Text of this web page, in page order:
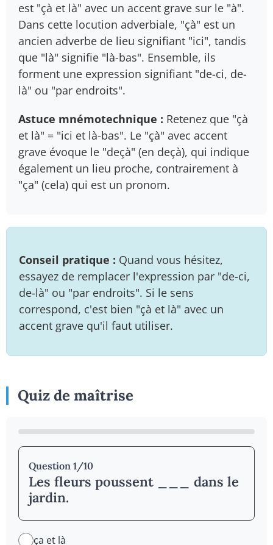
est "çà et là" avec un accent grave sur le "à".
Dans cette locution adverbiale, "çà" est un
ancien adverbe de lieu signifiant "ici", tandis
que "là" signifie "là-bas". Ensemble, ils
forment une expression signifiant "de-ci, de-
là" ou "par endroits".
Astuce mnémotechnique : Retenez que "çà
et là" = "ici et là-bas". Le "çà" avec accent
grave évoque le "deçà" (en deçà), qui indique
également un lieu proche, contrairement à
"ça" (cela) qui est un pronom.
Conseil pratique : Quand vous hésitez,
essayez de remplacer l'expression par "de-ci,
de-là" ou "par endroits". Si le sens
correspond, c'est bien "çà et là" avec un
accent grave qu'il faut utiliser.
Quiz de maîtrise
Question 1/10
Les fleurs poussent ___ dans le
jardin.
ça et là